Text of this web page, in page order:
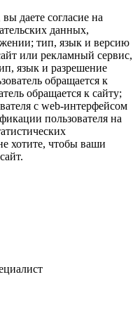
даете согласие на
данных,
тип, язык и версию
или рекламный сервис,
язык и разрешение
обращается к
обращается к сайту;
с web-интерфейсом
пользователя на
хотите, чтобы ваши